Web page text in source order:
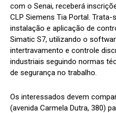
com o Senai, receberá
CLP Siemens Tia Portal.
instalação e aplicação de
Simatic S7, utilizando o
intertravamento e controle
industriais seguindo normas
de segurança no trabalho.
Os interessados devem
(avenida Carmela Dutra, 380)